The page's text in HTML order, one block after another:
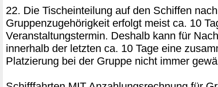
22. Die Tischeinteilung auf den Schiffen nach
Gruppenzugehörigkeit erfolgt meist ca. 10
Veranstaltungstermin. Deshalb kann für
innerhalb der letzten ca. 10 Tage eine
Platzierung bei der Gruppe nicht immer